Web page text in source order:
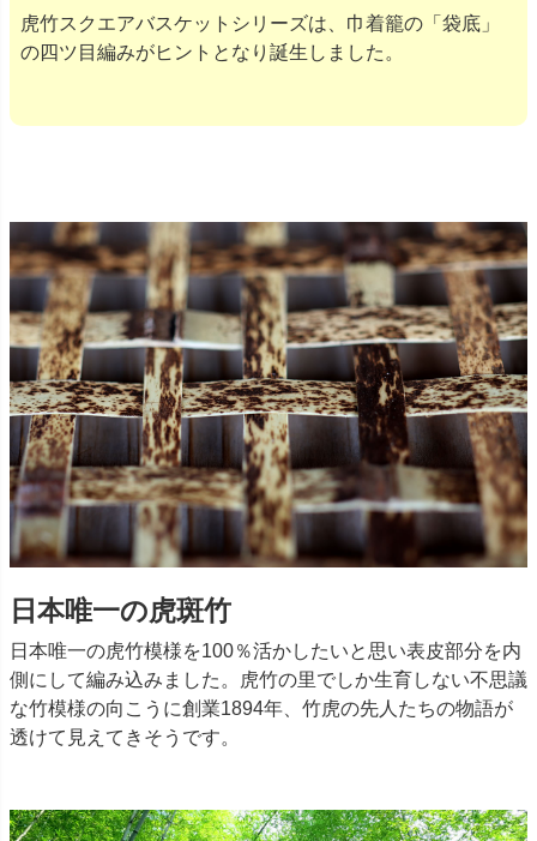
虎竹スクエアバスケットシリーズは、巾着籠の「袋底」
の四ツ目編みがヒントとなり誕生しました。
日本唯一の虎斑竹
日本唯一の虎竹模様を100％活かしたいと思い表皮部分を内
側にして編み込みました。虎竹の里でしか生育しない不思議
な竹模様の向こうに創業1894年、竹虎の先人たちの物語が
透けて見えてきそうです。